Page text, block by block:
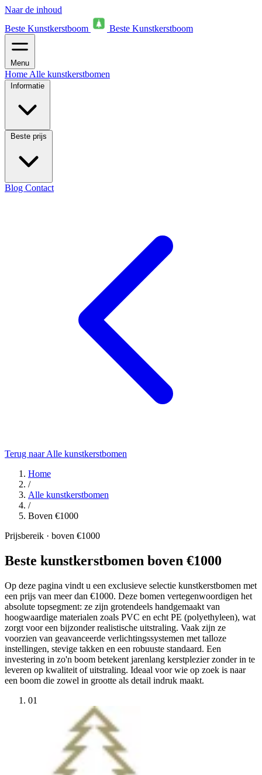
Naar de inhoud
Beste Kunstkerstboom
Beste Kunstkerstboom
Menu
Home Alle kunstkerstbomen
Informatie
Beste prijs
Blog Contact
Terug naar Alle kunstkerstbomen
Home
/
Alle kunstkerstbomen
/
Boven €1000
Prijsbereik · boven €1000
Beste kunstkerstbomen boven €1000
Op deze pagina vindt u een exclusieve selectie kunstkerstbomen met
een prijs van meer dan €1000. Deze bomen vertegenwoordigen het
absolute topsegment: ze zijn grotendeels handgemaakt van
hoogwaardige materialen zoals PVC en echt PE (polyethyleen), wat
zorgt voor een bijzonder realistische uitstraling. Vaak zijn ze
voorzien van geavanceerde verlichtingssystemen met talloze
instellingen, stevige takken en een robuuste standaard. Een
investering in zo'n boom betekent jarenlang kerstplezier zonder in te
leveren op kwaliteit of uitstraling. Ideaal voor wie op zoek is naar
een boom die zowel in grootte als detail indruk maakt.
01